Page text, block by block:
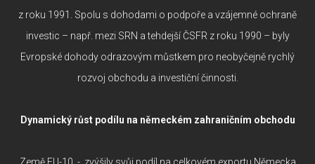
z roku 1991. Spolu s dohodami o podpoře a vzájemné ochraně
investic – např. mezi SRN a tehdejší ČSFR z roku 1990 – byly
Evropské dohody odrazovým můstkem pro neobyčejně rychlý
rozvoj obchodu a investiční činnosti.
Dynamický růst podílu na německém zahraničním obchodu